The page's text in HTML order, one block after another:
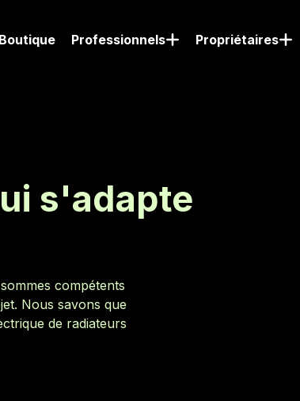
Boutique Professionnels Propriétaires
s'adapte
compétents
Nous savons que
de radiateurs